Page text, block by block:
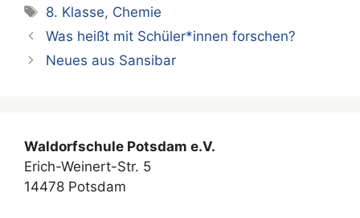
Schlagwörter
8. Klasse, Chemie
Was heißt mit Schüler*innen forschen?
Neues aus Sansibar
Waldorfschule Potsdam e.V.
Erich-Weinert-Str. 5
14478 Potsdam